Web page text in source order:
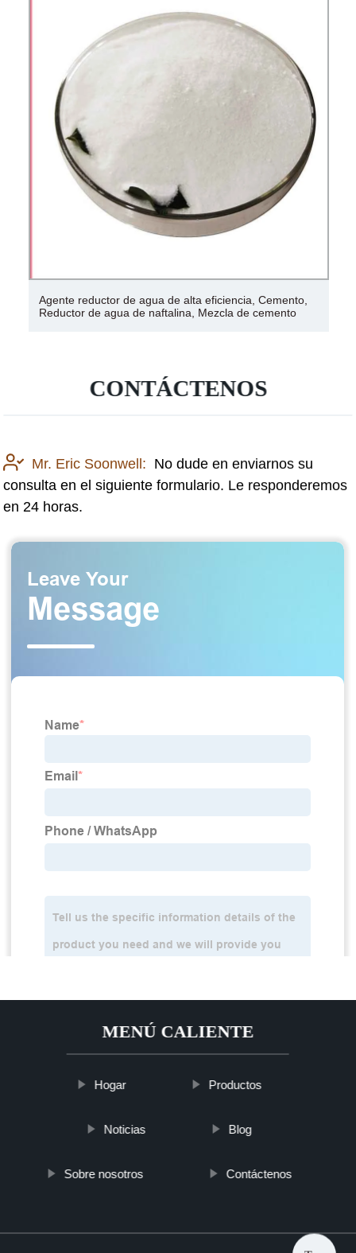
Agente reductor de agua de alta eficiencia, Cemento,
Reductor de agua de naftalina, Mezcla de cemento
CONTÁCTENOS
Mr. Eric Soonwell: No dude en enviarnos su
consulta en el siguiente formulario. Le responderemos
en 24 horas.
MENÚ CALIENTE
Hogar Productos
Noticias Blog
Sobre nosotros Contáctenos